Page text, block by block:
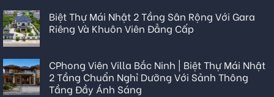
Biệt Thự Mái Nhật 2 Tầng Sân Rộng Với Gara
Riêng Và Khuôn Viên Đẳng Cấp
CPhong Viên Villa Bắc Ninh | Biệt Thự Mái Nhật
2 Tầng Chuẩn Nghỉ Dưỡng Với Sảnh Thông
Tầng Đầy Ánh Sáng